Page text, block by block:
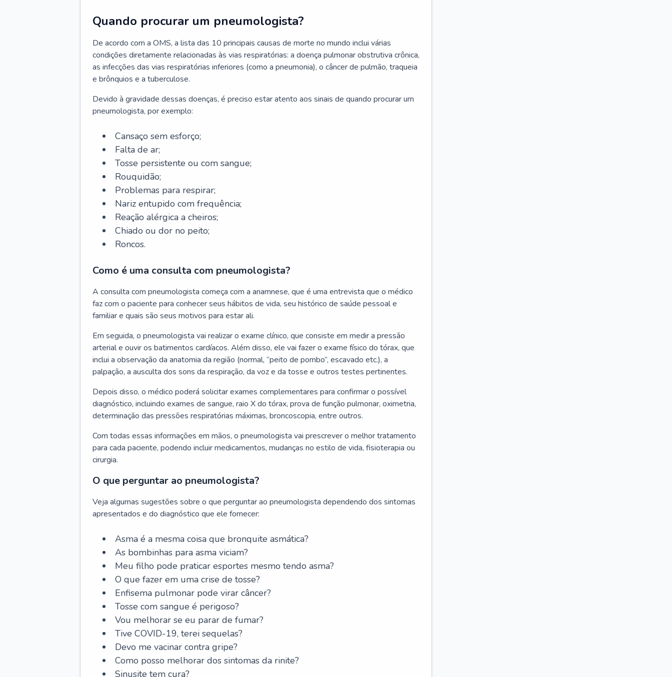
Quando procurar um pneumologista?
De acordo com a OMS, a lista das 10 principais causas de morte no mundo inclui várias
condições diretamente relacionadas às vias respiratórias: a doença pulmonar obstrutiva crônica,
as infecções das vias respiratórias inferiores (como a pneumonia), o câncer de pulmão, traqueia
e brônquios e a tuberculose.
Devido à gravidade dessas doenças, é preciso estar atento aos sinais de quando procurar um
pneumologista, por exemplo:
Cansaço sem esforço;
Falta de ar;
Tosse persistente ou com sangue;
Rouquidão;
Problemas para respirar;
Nariz entupido com frequência;
Reação alérgica a cheiros;
Chiado ou dor no peito;
Roncos.
Como é uma consulta com pneumologista?
A consulta com pneumologista começa com a anamnese, que é uma entrevista que o médico
faz com o paciente para conhecer seus hábitos de vida, seu histórico de saúde pessoal e
familiar e quais são seus motivos para estar ali.
Em seguida, o pneumologista vai realizar o exame clínico, que consiste em medir a pressão
arterial e ouvir os batimentos cardíacos. Além disso, ele vai fazer o exame físico do tórax, que
inclui a observação da anatomia da região (normal, “peito de pombo”, escavado etc.), a
palpação, a ausculta dos sons da respiração, da voz e da tosse e outros testes pertinentes.
Depois disso, o médico poderá solicitar exames complementares para confirmar o possível
diagnóstico, incluindo exames de sangue, raio X do tórax, prova de função pulmonar, oximetria,
determinação das pressões respiratórias máximas, broncoscopia, entre outros.
Com todas essas informações em mãos, o pneumologista vai prescrever o melhor tratamento
para cada paciente, podendo incluir medicamentos, mudanças no estilo de vida, fisioterapia ou
cirurgia.
O que perguntar ao pneumologista?
Veja algumas sugestões sobre o que perguntar ao pneumologista dependendo dos sintomas
apresentados e do diagnóstico que ele fornecer:
Asma é a mesma coisa que bronquite asmática?
As bombinhas para asma viciam?
Meu filho pode praticar esportes mesmo tendo asma?
O que fazer em uma crise de tosse?
Enfisema pulmonar pode virar câncer?
Tosse com sangue é perigoso?
Vou melhorar se eu parar de fumar?
Tive COVID-19, terei sequelas?
Devo me vacinar contra gripe?
Como posso melhorar dos sintomas da rinite?
Sinusite tem cura?